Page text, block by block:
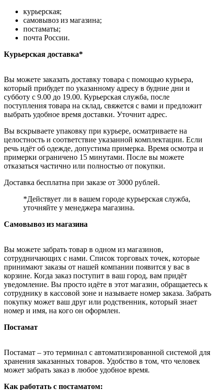
курьерская;
самовывоз из магазина;
постаматы;
почта России.
Курьерская доставка*
Вы можете заказать доставку товара с помощью курьера,
который прибудет по указанному адресу в будние дни и
субботу с 9.00 до 19.00. Курьерская служба, после
поступления товара на склад, свяжется с вами и предложит
выбрать удобное время доставки. Уточнит адрес.
Вы вскрываете упаковку при курьере, осматриваете на
целостность и соответствие указанной комплектации. Если
речь идёт об одежде, допустима примерка. Время осмотра и
примерки ограничено 15 минутами. После вы можете
отказаться частично или полностью от покупки.
Доставка бесплатна при заказе от 3000 рублей.
*Действует ли в вашем городе курьерская служба,
уточняйте у менеджера магазина.
Самовывоз из магазина
Вы можете забрать товар в одном из магазинов,
сотрудничающих с нами. Список торговых точек, которые
принимают заказы от нашей компании появится у вас в
корзине. Когда заказ поступит в ваш город, вам придёт
уведомление. Вы просто идёте в этот магазин, обращаетесь к
сотруднику в кассовой зоне и называете номер заказа. Забрать
покупку может ваш друг или родственник, который знает
номер и имя, на кого он оформлен.
Постамат
Постамат – это терминал с автоматизированной системой для
хранения заказанных товаров. Удобство в том, что человек
может забрать заказ в любое удобное время.
Как работать с постаматом: